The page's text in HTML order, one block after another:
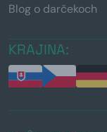
Blog o darčekoch
KRAJINA: